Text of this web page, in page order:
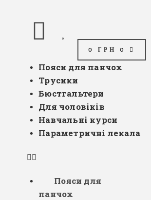
0 ГРН 0
Пояси для панчох
Трусики
Бюстгальтери
Для чоловіків
Навчальні курси
Параметричні лекала
Пояси для
панчох